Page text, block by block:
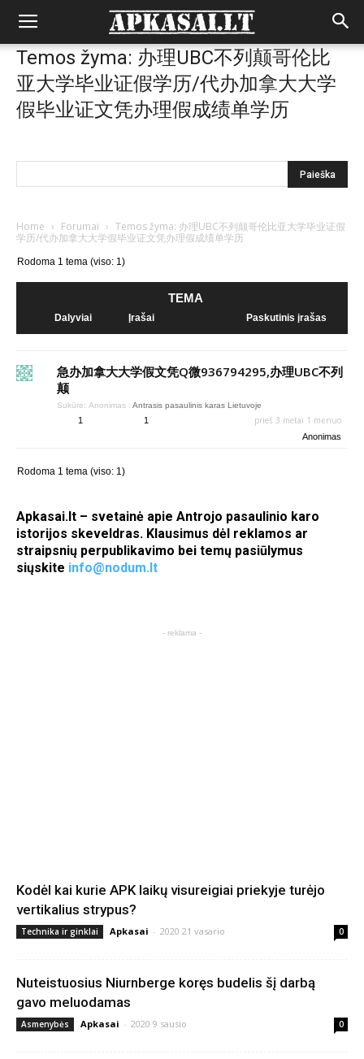
Temos žyma: 办理UBC不列颠哥伦比
亚大学毕业证假学历/代办加拿大大学
假毕业证文凭办理假成绩单学历
Home › Forumai › Temos žyma: 办理UBC不列颠哥伦比亚大学毕业证假
学历/代办加拿大大学假毕业证文凭办理假成绩单学历
Rodoma 1 tema (viso: 1)
TEMA
Dalyviai Įrašai Paskutinis įrašas
急办加拿大大学假文凭Q微936794295,办理UBC不列
颠
Sukūrė: Anonimas : Antrasis pasaulinis karas Lietuvoje
1 1 prieš 3 metai 1 mėnuo
Anonimas
Rodoma 1 tema (viso: 1)
Apkasai.lt – svetainė apie Antrojo pasaulinio karo
istorijos skeveldras. Klausimus dėl reklamos ar
straipsnių perpublikavimo bei temų pasiūlymus
siųskite info@nodum.lt
- reklama -
Kodėl kai kurie APK laikų visureigiai priekyje turėjo
vertikalius strypus?
Technika ir ginklai Apkasai - 2020 21 vasario 0
Nuteistuosius Niurnberge koręs budelis šį darbą
gavo meluodamas
Asmenybės Apkasai - 2020 9 sausio 0